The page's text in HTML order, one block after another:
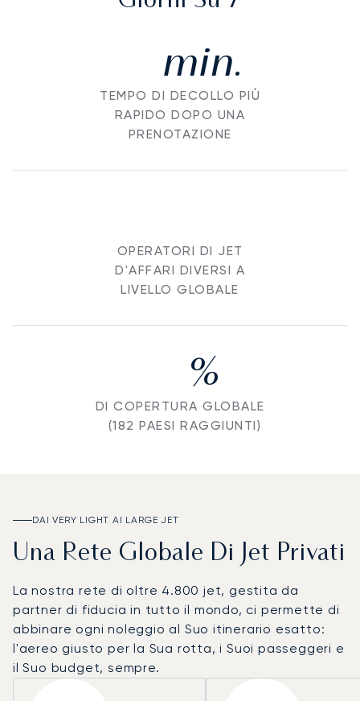
min.
TEMPO DI DECOLLO PIÙ
RAPIDO DOPO UNA
PRENOTAZIONE
OPERATORI DI JET
D'AFFARI DIVERSI A
LIVELLO GLOBALE
%
DI COPERTURA GLOBALE
(182 PAESI RAGGIUNTI)
DAI VERY LIGHT AI LARGE JET
Una Rete Globale Di Jet Privati
La nostra rete di oltre 4.800 jet, gestita da
partner di fiducia in tutto il mondo, ci permette di
abbinare ogni noleggio al Suo itinerario esatto:
l'aereo giusto per la Sua rotta, i Suoi passeggeri e
il Suo budget, sempre.